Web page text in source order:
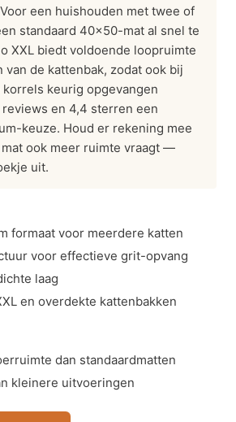
Voor een huishouden met twee of
standaard 40×50-mat al snel te
XXL biedt voldoende loopruimte
van de kattenbak, zodat ook bij
keurig opgevangen
en 4,4 sterren een
keuze. Houd er rekening mee
ook meer ruimte vraagt —
uit.
formaat voor meerdere katten
voor effectieve grit-opvang
laag
en overdekte kattenbakken
dan standaardmatten
kleinere uitvoeringen